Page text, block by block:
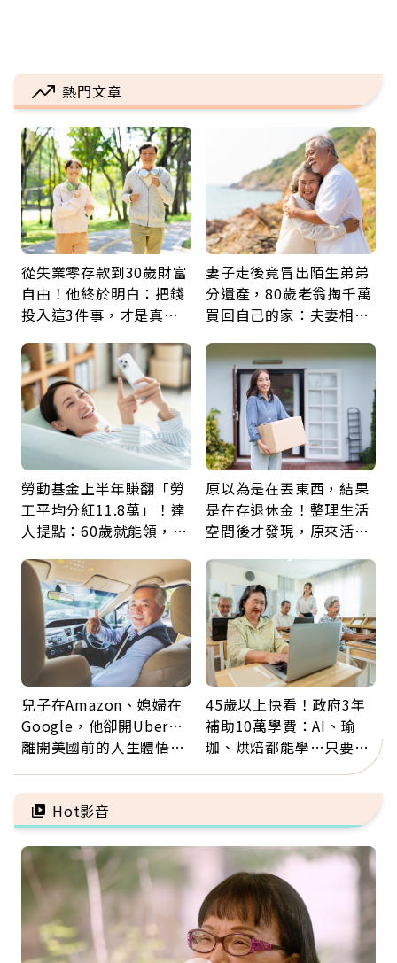
熱門文章
從失業零存款到30歲財富
自由！他終於明白：把錢
投入這3件事，才是真正
妻子走後竟冒出陌生弟弟
分遺產，80歲老翁掏千萬
買回自己的家：夫妻相守
勞動基金上半年賺翻「勞
工平均分紅11.8萬」！達
人提點：60歲就能領，重
原以為是在丟東西，結果
是在存退休金！整理生活
空間後才發現，原來活得
兒子在Amazon、媳婦在
Google，他卻開Uber…
離開美國前的人生體悟：
45歲以上快看！政府3年
補助10萬學費：AI、瑜
珈、烘焙都能學…只要願
Hot影音